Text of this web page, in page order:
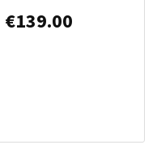
€139.00